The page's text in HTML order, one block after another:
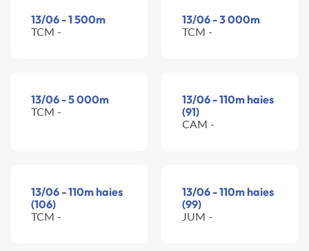
13/06 - 1 500m
TCM -
13/06 - 3 000m
TCM -
13/06 - 5 000m
TCM -
13/06 - 110m haies
(91)
CAM -
13/06 - 110m haies
(106)
TCM -
13/06 - 110m haies
(99)
JUM -